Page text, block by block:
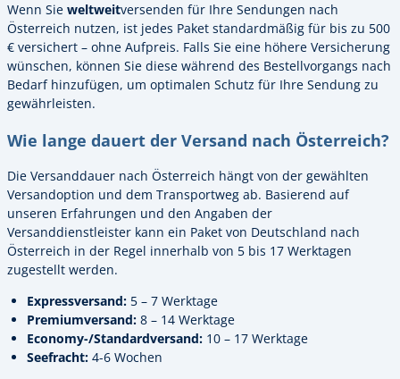
Wenn Sie weltweitversenden für Ihre Sendungen nach
Österreich nutzen, ist jedes Paket standardmäßig für bis zu 500
€ versichert – ohne Aufpreis. Falls Sie eine höhere Versicherung
wünschen, können Sie diese während des Bestellvorgangs nach
Bedarf hinzufügen, um optimalen Schutz für Ihre Sendung zu
gewährleisten.
Wie lange dauert der Versand nach Österreich?
Die Versanddauer nach Österreich hängt von der gewählten
Versandoption und dem Transportweg ab. Basierend auf
unseren Erfahrungen und den Angaben der
Versanddienstleister kann ein Paket von Deutschland nach
Österreich in der Regel innerhalb von 5 bis 17 Werktagen
zugestellt werden.
Expressversand: 5 – 7 Werktage
Premiumversand: 8 – 14 Werktage
Economy-/Standardversand: 10 – 17 Werktage
Seefracht: 4-6 Wochen